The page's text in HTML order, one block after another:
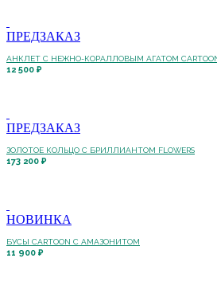
ПРЕДЗАКАЗ
АНКЛЕТ С НЕЖНО-КОРАЛЛОВЫМ АГАТОМ CARTOON
12 500 ₽
ПРЕДЗАКАЗ
ЗОЛОТОЕ КОЛЬЦО С БРИЛЛИАНТОМ FLOWERS
173 200 ₽
НОВИНКА
БУСЫ CARTOON С АМАЗОНИТОМ
11 900 ₽